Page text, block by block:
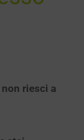
riesci a